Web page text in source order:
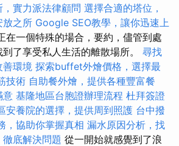
實力派法律顧問 選擇合適的塔位，
放之所 Google SEO教學，讓你迅速上
在一個特殊的場合，要約，儘管到處
了享受私人生活的離散場所。 尋找
善環境 探索buffet外燴價格，選擇最
技術 自助餐外燴，提供各種豐富餐
意 基隆地區台胞證辦理流程 杜拜簽證
安養院的選擇，提供周到照護 台中撥
，協助你掌握真相 漏水原因分析，找
底解決問題 從一開始就感覺到了浪